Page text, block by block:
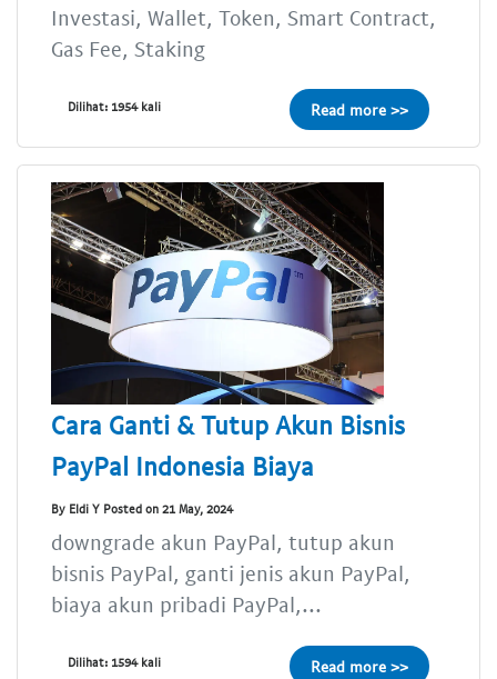
Investasi, Wallet, Token, Smart Contract,
Gas Fee, Staking
Dilihat: 1954 kali Read more >>
Cara Ganti & Tutup Akun Bisnis
PayPal Indonesia Biaya
By Eldi Y Posted on 21 May, 2024
downgrade akun PayPal, tutup akun
bisnis PayPal, ganti jenis akun PayPal,
biaya akun pribadi PayPal,...
Dilihat: 1594 kali Read more >>